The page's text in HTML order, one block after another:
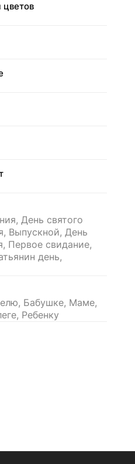
День святого
Выпускной, День
Первое свидание,
день,
Бабушке, Маме,
Ребенку